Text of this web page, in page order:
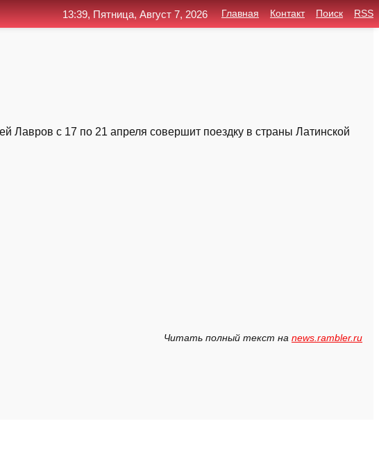
Лавров с 17 по 21 апреля совершит поездку в страны Латинской
Читать полный текст на news.rambler.ru
13:39, Пятница, Август 7, 2026 Главная Контакт Поиск RSS